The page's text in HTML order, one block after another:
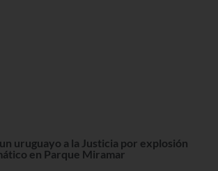
uruguayo a la Justicia por explosión
en Parque Miramar